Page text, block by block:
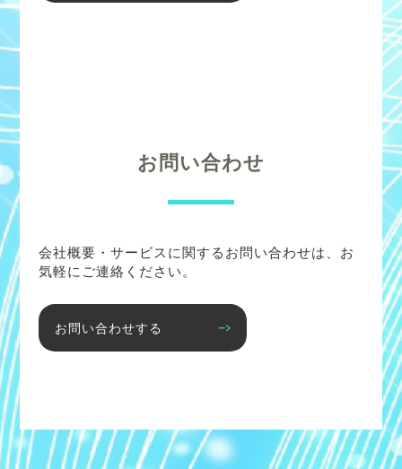
お問い合わせ
会社概要・サービスに関するお問い合わせは、お
気軽にご連絡ください。
お問い合わせする